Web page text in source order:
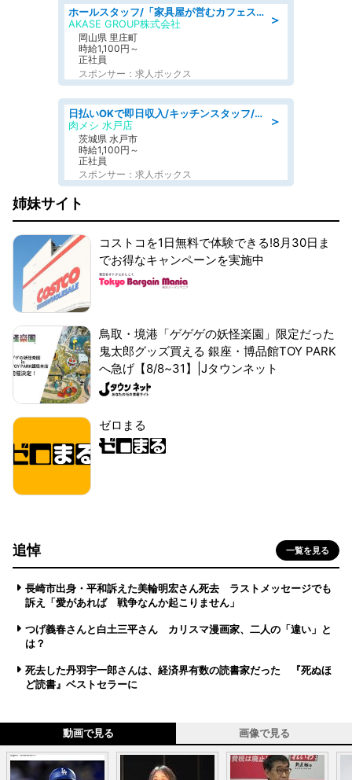
＞
ホールスタッフ/「家具屋が営むカフェスタッフ!」週2日～OK!嬉しいまかない付き/岡山県/浅口郡里庄町
AKASE GROUP株式会社
岡山県 里庄町
時給1,100円～
正社員
スポンサー：求人ボックス
＞
日払いOKで即日収入/キッチンスタッフ/「原付免許必須」デリバリー業務など、自己成長可能な幅広い仕事に挑戦!髪型自由&ピアス・ネイルOK/茨城県/水戸市
肉メシ 水戸店
茨城県 水戸市
時給1,100円～
正社員
スポンサー：求人ボックス
姉妹サイト
コストコを1日無料で体験できる!8月30日ま
でお得なキャンペーンを実施中
鳥取・境港「ゲゲゲの妖怪楽園」限定だった
鬼太郎グッズ買える 銀座・博品館TOY PARK
へ急げ【8/8~31】|Jタウンネット
ゼロまる
追悼 一覧を見る
長崎市出身・平和訴えた美輪明宏さん死去 ラストメッセージでも
訴え「愛があれば 戦争なんか起こりません」
つげ義春さんと白土三平さん カリスマ漫画家、二人の「違い」と
は？
死去した丹羽宇一郎さんは、経済界有数の読書家だった 『死ぬほ
ど読書』ベストセラーに
動画で見る 画像で見る